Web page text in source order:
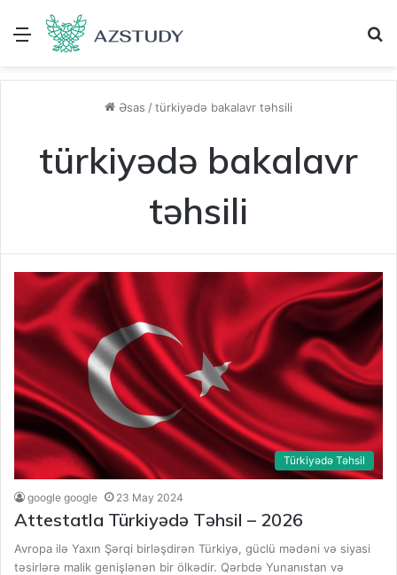
Menu
Əsas /türkiyədə bakalavr təhsili
türkiyədə bakalavr
təhsili
Türkiyədə Təhsil
google google 23 May 2024
Attestatla Türkiyədə Təhsil – 2026
Avropa ilə Yaxın Şərqi birləşdirən Türkiyə, güclü mədəni və siyasi
təsirlərə malik genişlənən bir ölkədir. Qərbdə Yunanıstan və